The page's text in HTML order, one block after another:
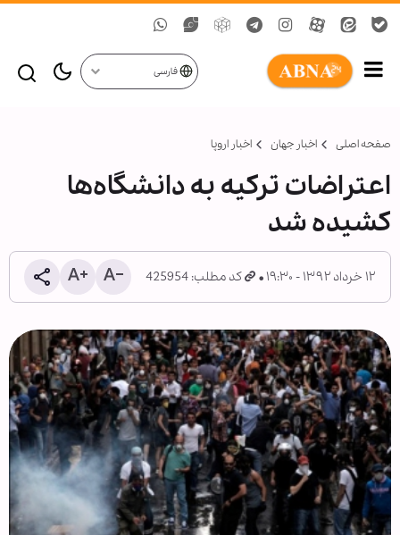
فارسی
صفحه اصلی اخبار جهان اخبار اروپا
اعتراضات ترکیه به دانشگاه‌ها
کشیده شد
۱۲ خرداد ۱۳۹۲ - ۱۹:۳۰ کد مطلب: 425954